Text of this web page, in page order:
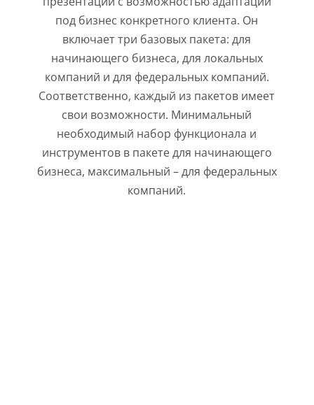
под бизнес конкретного клиента. Он
включает три базовых пакета: для
начинающего бизнеса, для локальных
компаний и для федеральных компаний.
Соответственно, каждый из пакетов имеет
свои возможности. Минимальный
необходимый набор функционала и
инструментов в пакете для начинающего
бизнеса, максимальный – для федеральных
компаний.